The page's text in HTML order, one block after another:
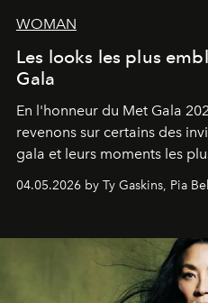
WOMAN
Les looks les plus
Gala
En l'honneur du Met Gala
revenons sur certains des
gala et leurs moments les
04.05.2026 by Ty Gaskins, Pia